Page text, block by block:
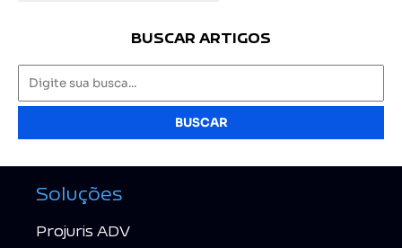
BUSCAR ARTIGOS
BUSCAR
Soluções
Projuris ADV